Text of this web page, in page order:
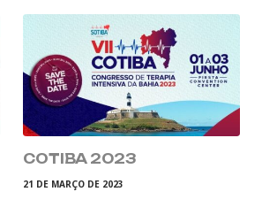
COTIBA 2023
21 DE MARÇO DE 2023